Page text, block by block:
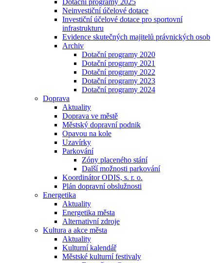
Dotační programy 2025
Neinvestiční účelové dotace
Investiční účelové dotace pro sportovní
infrastrukturu
Evidence skutečných majitelů právnických osob
Archiv
Dotační programy 2020
Dotační programy 2021
Dotační programy 2022
Dotační programy 2023
Dotační programy 2024
Doprava
Aktuality
Doprava ve městě
Městský dopravní podnik
Opavou na kole
Uzavírky
Parkování
Zóny placeného stání
Další možnosti parkování
Koordinátor ODIS, s. r. o.
Plán dopravní obslužnosti
Energetika
Aktuality
Energetika města
Alternativní zdroje
Kultura a akce města
Aktuality
Kulturní kalendář
Městské kulturní festivaly